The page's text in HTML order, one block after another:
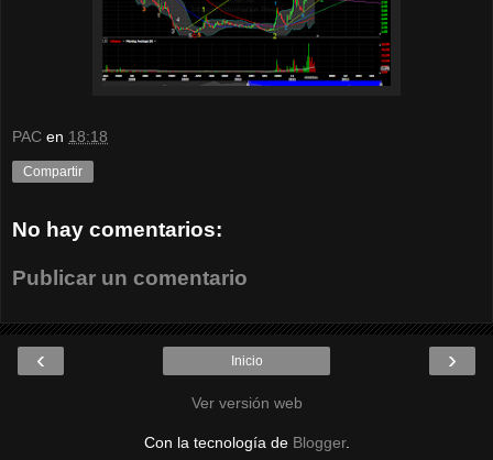
PAC en 18:18
Compartir
No hay comentarios:
Publicar un comentario
‹ ›
Inicio
Ver versión web
Con la tecnología de Blogger.